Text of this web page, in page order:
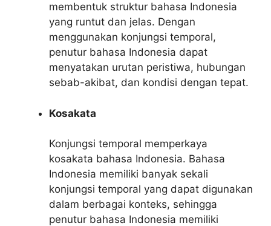
membentuk struktur bahasa Indonesia
yang runtut dan jelas. Dengan
menggunakan konjungsi temporal,
penutur bahasa Indonesia dapat
menyatakan urutan peristiwa, hubungan
sebab-akibat, dan kondisi dengan tepat.
Kosakata
Konjungsi temporal memperkaya
kosakata bahasa Indonesia. Bahasa
Indonesia memiliki banyak sekali
konjungsi temporal yang dapat digunakan
dalam berbagai konteks, sehingga
penutur bahasa Indonesia memiliki